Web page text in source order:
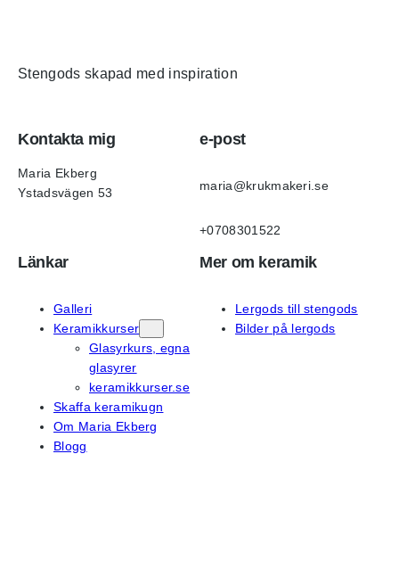
Stengods skapad med inspiration
Kontakta mig
Maria Ekberg
Ystadsvägen 53
e-post
maria@krukmakeri.se
+0708301522
Länkar
Galleri
Keramikkurser
Glasyrkurs, egna
glasyrer
keramikkurser.se
Skaffa keramikugn
Om Maria Ekberg
Blogg
Mer om keramik
Lergods till stengods
Bilder på lergods